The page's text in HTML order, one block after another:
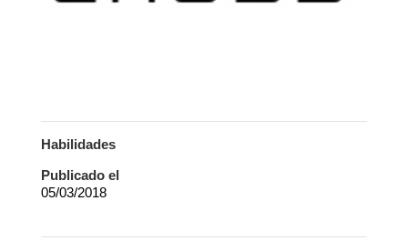
Habilidades
Publicado el
05/03/2018